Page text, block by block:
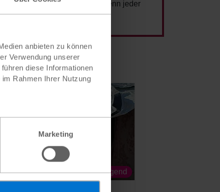
anbieten zu können
Verwendung unserer
diese Informationen
Rahmen Ihrer Nutzung
Marketing
auskömmlich entlohnt wird. Denn jeder
Dringend